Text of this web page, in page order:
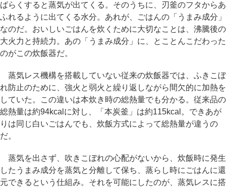
ばらくすると蒸気が出てくる。そのうちに、刃釜のフタからあ
ふれるように出てくる水分。あれが、ごはんの「うまみ成分」
なのだ。おいしいごはんを炊くために大切なことは、沸騰後の
大火力と持続力。あの「うまみ成分」に、とことんこだわった
のがこの炊飯器だ。
蒸気レス機構を搭載していない従来の炊飯器では、ふきこぼ
れ防止のために、強火と弱火と繰り返しながら間欠的に加熱を
していた。この違いは本炊き時の総熱量でも分かる。従来品の
総熱量は約94kcalに対し、「本炭釜」は約115kcal。できあが
りは同じ白いごはんでも、炊飯方式によって総熱量が違うの
だ。
蒸気を出さず、吹きこぼれの心配がないから、炊飯時に発生
したうまみ成分を蒸気と分離して保ち、蒸らし時にごはんに還
元できるという仕組み。それを可能にしたのが、蒸気レスに搭